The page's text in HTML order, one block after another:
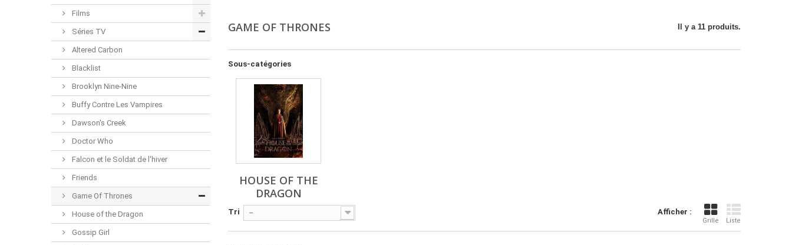
Films
Séries TV
Altered Carbon
Blacklist
Brooklyn Nine-Nine
Buffy Contre Les Vampires
Dawson's Creek
Doctor Who
Falcon et le Soldat de l'hiver
Friends
Game Of Thrones
House of the Dragon
Gossip Girl
GAME OF THRONES Il y a 11 produits.
Sous-catégories
HOUSE OF THE
DRAGON
Afficher :
Grille Liste
Tri --